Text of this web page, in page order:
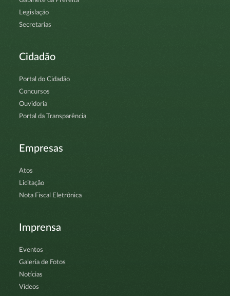
Legislação
Secretarias
Cidadão
Portal do Cidadão
Concursos
Ouvidoria
Portal da Transparência
Empresas
Atos
Licitação
Nota Fiscal Eletrônica
Imprensa
Eventos
Galeria de Fotos
Notícias
Vídeos